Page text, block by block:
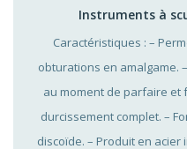
Instruments à
Caractéristiques : –
obturations en amalgame.
au moment de parfaire et
durcissement complet. –
discoïde. – Produit en acier